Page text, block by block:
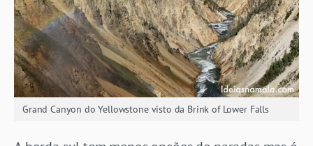
Grand Canyon do Yellowstone visto da Brink of Lower Falls